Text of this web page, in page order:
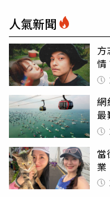
人氣新聞
情
網
心